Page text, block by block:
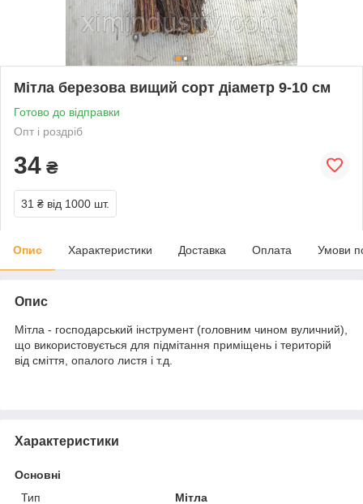
Мітла березова вищий сорт діаметр 9-10 см
Готово до відправки
Опт і роздріб
34 ₴
31 ₴ від 1000 шт.
Опис Характеристики Доставка Оплата Умови
Опис
Мітла - господарський інструмент (головним чином вуличний),
що використовується для підмітання приміщень і територій
від сміття, опалого листя і т.д.
Характеристики
Основні
Тип
Мітла